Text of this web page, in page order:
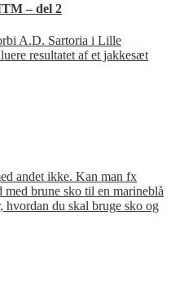
– del 2
A.D. Sartoria i Lille
resultatet af et jakkesæt
andet ikke. Kan man fx
brune sko til en marineblå
du skal bruge sko og